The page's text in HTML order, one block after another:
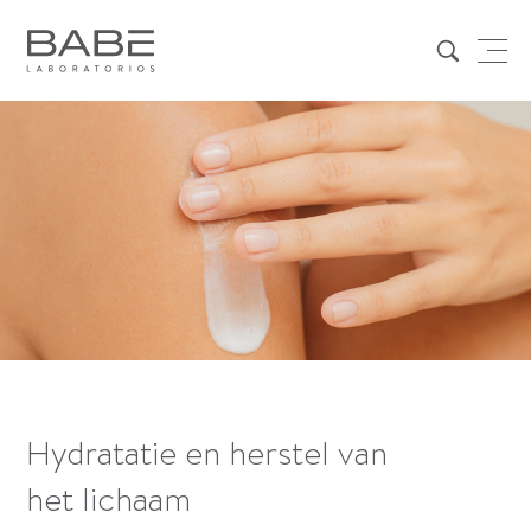
Hydratatie en herstel van
het lichaam